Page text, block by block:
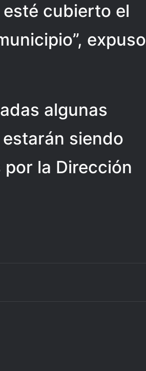
cubierto el
expuso
algunas
siendo
la Dirección